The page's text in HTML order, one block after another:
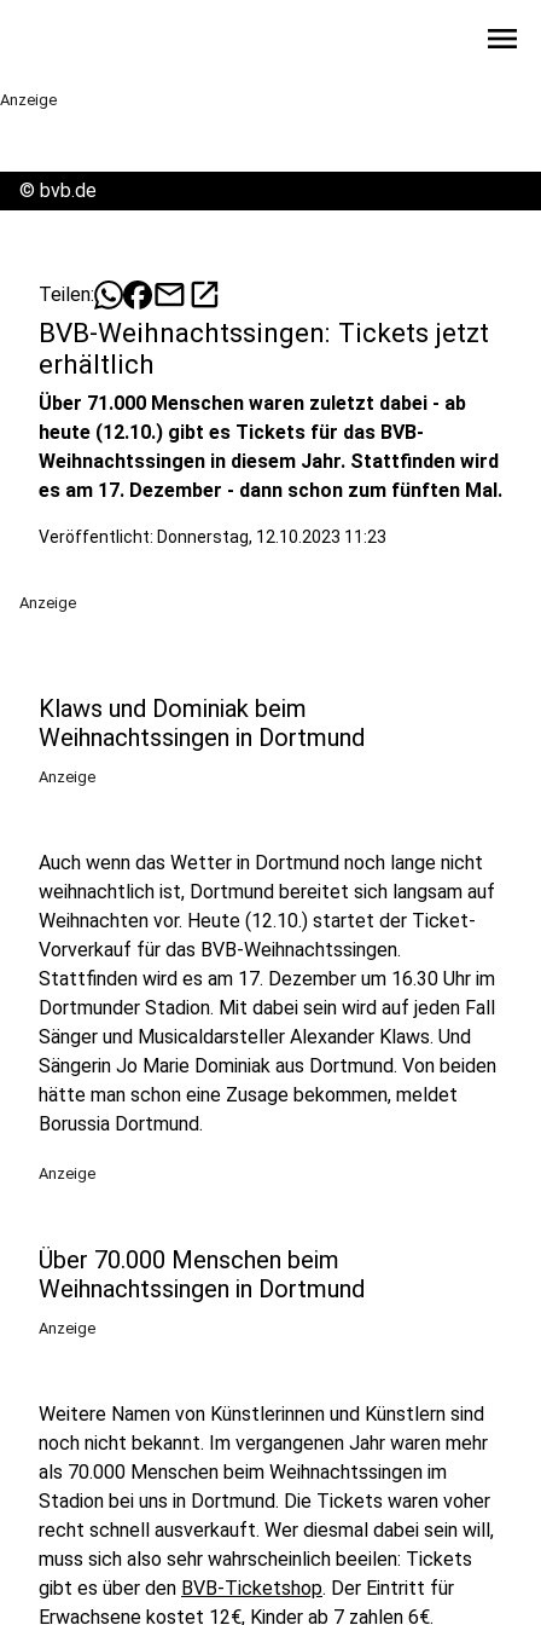
menu
Anzeige
© bvb.de
Teilen: mailopen_in_new
BVB-Weihnachtssingen: Tickets jetzt
erhältlich
Über 71.000 Menschen waren zuletzt dabei - ab
heute (12.10.) gibt es Tickets für das BVB-
Weihnachtssingen in diesem Jahr. Stattfinden wird
es am 17. Dezember - dann schon zum fünften Mal.
Veröffentlicht: Donnerstag, 12.10.2023 11:23
Anzeige
Klaws und Dominiak beim
Weihnachtssingen in Dortmund
Anzeige
Auch wenn das Wetter in Dortmund noch lange nicht
weihnachtlich ist, Dortmund bereitet sich langsam auf
Weihnachten vor. Heute (12.10.) startet der Ticket-
Vorverkauf für das BVB-Weihnachtssingen.
Stattfinden wird es am 17. Dezember um 16.30 Uhr im
Dortmunder Stadion. Mit dabei sein wird auf jeden Fall
Sänger und Musicaldarsteller Alexander Klaws. Und
Sängerin Jo Marie Dominiak aus Dortmund. Von beiden
hätte man schon eine Zusage bekommen, meldet
Borussia Dortmund.
Anzeige
Über 70.000 Menschen beim
Weihnachtssingen in Dortmund
Anzeige
Weitere Namen von Künstlerinnen und Künstlern sind
noch nicht bekannt. Im vergangenen Jahr waren mehr
als 70.000 Menschen beim Weihnachtssingen im
Stadion bei uns in Dortmund. Die Tickets waren voher
recht schnell ausverkauft. Wer diesmal dabei sein will,
muss sich also sehr wahrscheinlich beeilen: Tickets
gibt es über den BVB-Ticketshop. Der Eintritt für
Erwachsene kostet 12€, Kinder ab 7 zahlen 6€.